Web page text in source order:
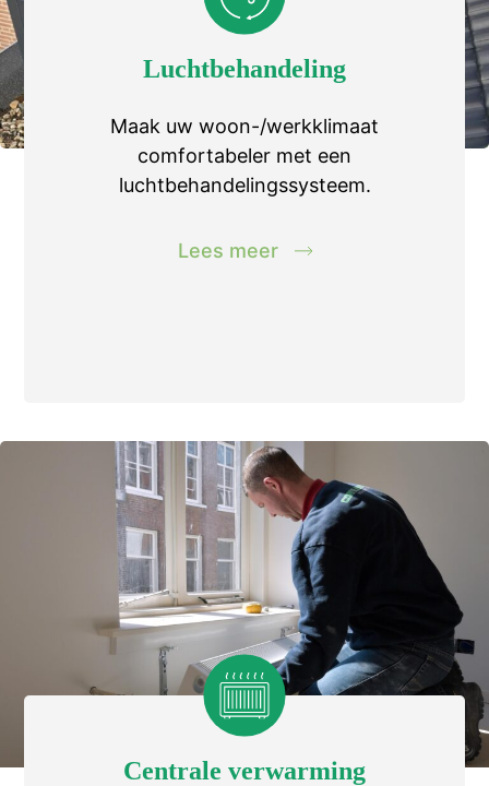
Luchtbehandeling
Maak uw woon-/werkklimaat
comfortabeler met een
luchtbehandelingssysteem.
Lees meer
Centrale verwarming